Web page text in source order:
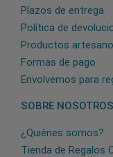
Plazos de entrega
Política de
Productos
Formas de pago
Envolvemos para
SOBRE NOSOTROS
¿Quiénes somos?
Tienda de Regalos